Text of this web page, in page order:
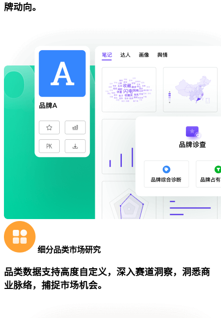
牌动向。
细分品类市场研究
品类数据支持高度自定义，深入赛道洞察，洞悉商
业脉络，捕捉市场机会。